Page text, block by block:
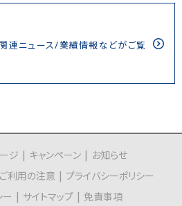
連ニュース/業績情報などがご覧
ジ キャンペーン
お知らせ
ご利用の注意
プライバシーポリシー
ー
サイトマップ 免責事項